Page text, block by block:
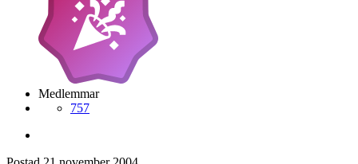
Medlemmar
757